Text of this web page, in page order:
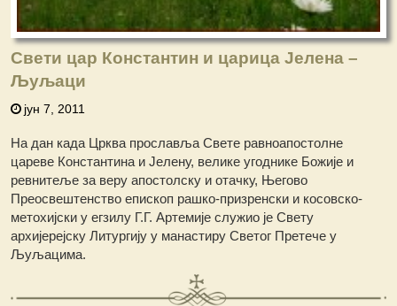
Свети цар Константин и царица Јелена –
Љуљаци
јун 7, 2011
На дан када Црква прославља Свете равноапостолне
цареве Константина и Јелену, велике угоднике Божије и
ревнитеље за веру апостолску и отачку, Његово
Преосвештенство епископ рашко-призренски и косовско-
метохијски у егзилу Г.Г. Артемије служио је Свету
архијерејску Литургију у мaнастиру Светог Претече у
Љуљацима.